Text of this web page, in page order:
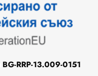
RRP-13.009-0151